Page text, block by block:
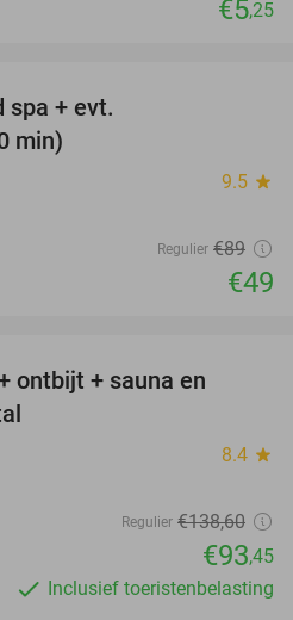
€5,25
spa + evt.
min)
9.5 star
Regulier €89
€49
ontbijt + sauna en
8.4 star
Regulier €138,60
€93,45
Inclusief toeristenbelasting